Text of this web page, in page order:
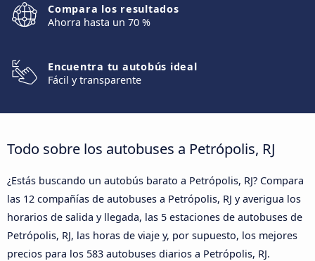
Compara los resultados
Ahorra hasta un 70 %
Encuentra tu autobús ideal
Fácil y transparente
Todo sobre los autobuses a Petrópolis, RJ
¿Estás buscando un autobús barato a Petrópolis, RJ? Compara
las 12 compañías de autobuses a Petrópolis, RJ y averigua los
horarios de salida y llegada, las 5 estaciones de autobuses de
Petrópolis, RJ, las horas de viaje y, por supuesto, los mejores
precios para los 583 autobuses diarios a Petrópolis, RJ.